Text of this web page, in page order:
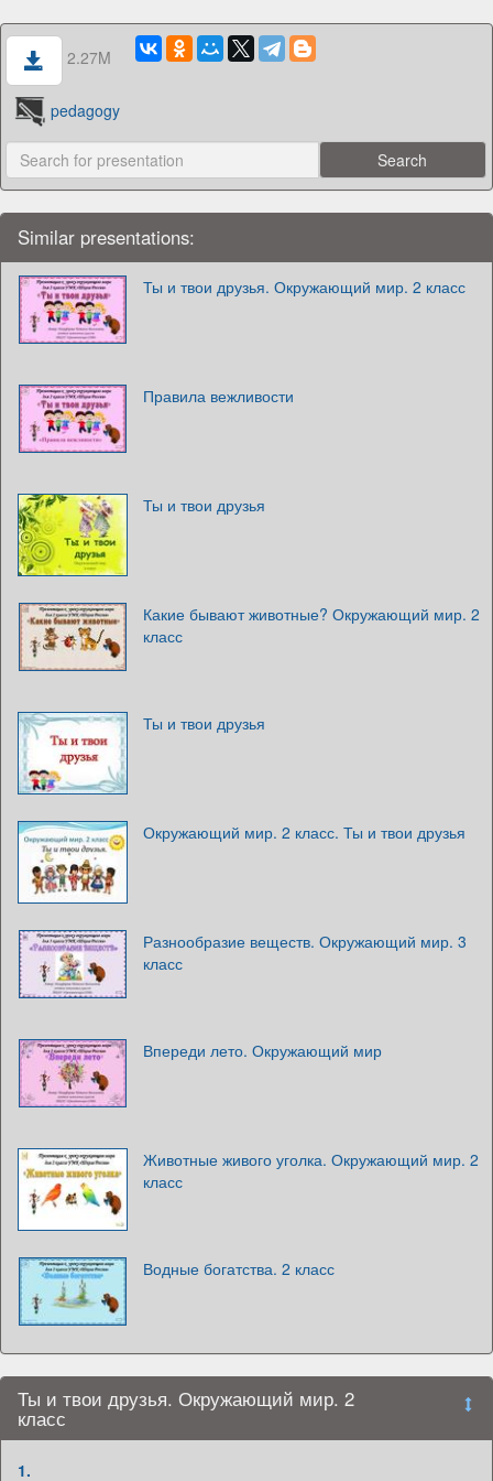
2.27M
pedagogy
Similar presentations:
Ты и твои друзья. Окружающий мир. 2 класс
Правила вежливости
Ты и твои друзья
Какие бывают животные? Окружающий мир. 2
класс
Ты и твои друзья
Окружающий мир. 2 класс. Ты и твои друзья
Разнообразие веществ. Окружающий мир. 3
класс
Впереди лето. Окружающий мир
Животные живого уголка. Окружающий мир. 2
класс
Водные богатства. 2 класс
Ты и твои друзья. Окружающий мир. 2
класс
1.